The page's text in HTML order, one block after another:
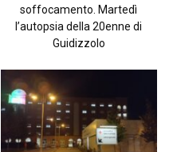
soffocamento. Martedì
l’autopsia della 20enne di
Guidizzolo